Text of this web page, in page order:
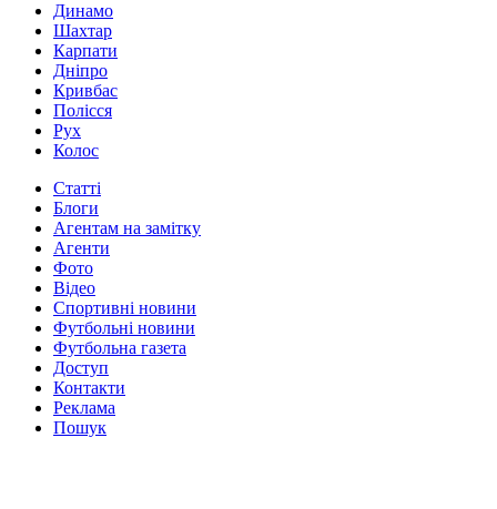
Динамо
Шахтар
Карпати
Дніпро
Кривбас
Полісся
Рух
Колос
Статті
Блоги
Агентам на замітку
Агенти
Фото
Відео
Спортивні новини
Футбольні новини
Футбольна газета
Доступ
Контакти
Реклама
Пошук